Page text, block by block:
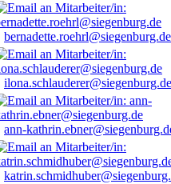
bernadette.roehrl@siegenburg.de
ilona.schlauderer@siegenburg.de
ann-